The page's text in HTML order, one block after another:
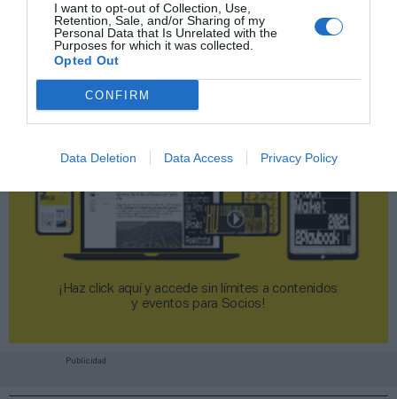
I want to opt-out of Collection, Use,
Retention, Sale, and/or Sharing of my
Personal Data that Is Unrelated with the
Purposes for which it was collected.
Opted Out
CONFIRM
Data Deletion Data Access Privacy Policy
¡Haz click aquí y accede sin límites a contenidos
y eventos para Socios!​​​​​​​
Publicidad